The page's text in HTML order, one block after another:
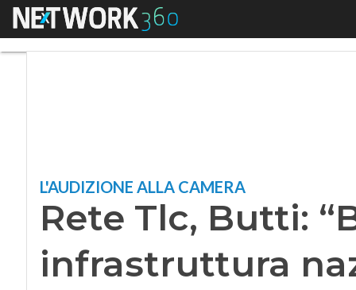
Menu
L'AUDIZIONE ALLA CAMERA
Rete Tlc, Butti:
infrastruttura